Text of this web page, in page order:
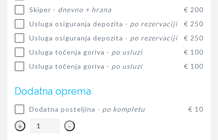
Skiper - dnevno + hrana
€ 200
Usluga osiguranja depozita - po rezervaciji
€ 250
Usluga osiguranja depozita - po rezervaciji
€ 250
Usluga točenja goriva - po usluzi
€ 100
Usluga točenja goriva - po usluzi € 100
Dodatna oprema
Dodatna posteljina - po kompletu € 10
+ -